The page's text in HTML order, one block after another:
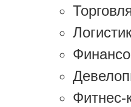
Фитнес-